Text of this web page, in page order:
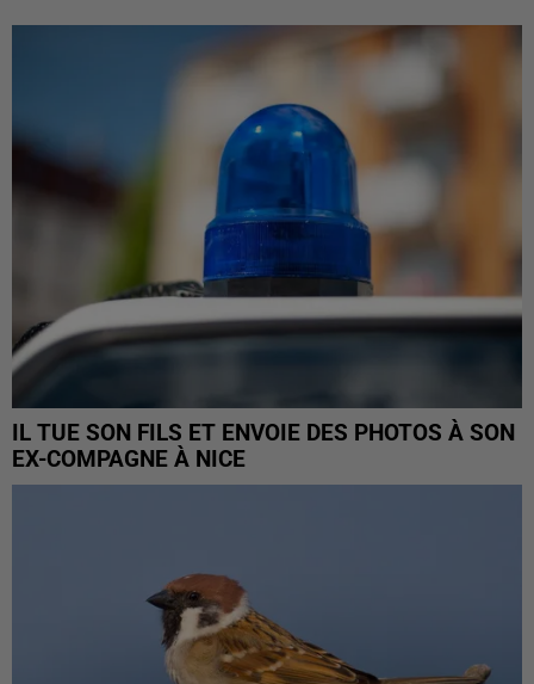
IL TUE SON FILS ET ENVOIE DES PHOTOS À SON
EX-COMPAGNE À NICE